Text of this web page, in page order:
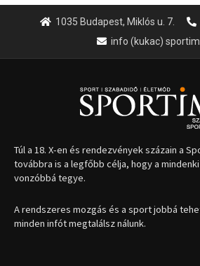
1035 Budapest, Miklós u. 7.